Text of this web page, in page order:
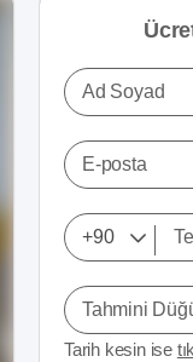
Ad Soyad
E-posta
Tahmini
Tarih kesin ise